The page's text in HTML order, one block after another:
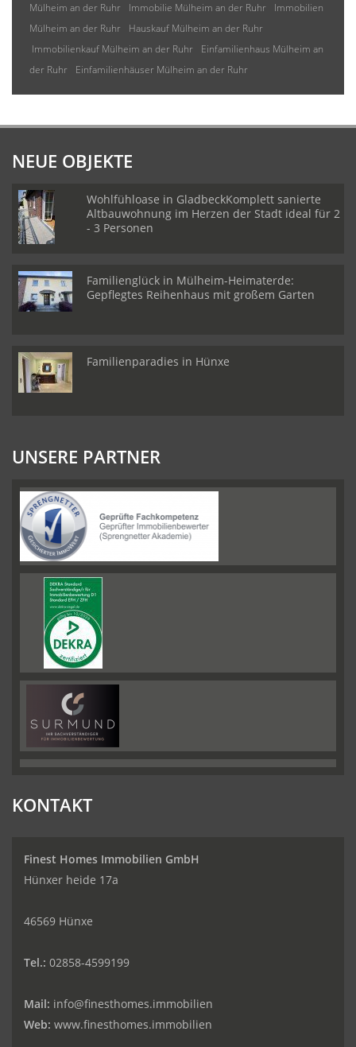
Mülheim an der Ruhr
Immobilie Mülheim an der Ruhr
Immobilien
Mülheim an der Ruhr
Hauskauf Mülheim an der Ruhr
Immobilienkauf Mülheim an der Ruhr
Einfamilienhaus Mülheim an
der Ruhr
Einfamilienhäuser Mülheim an der Ruhr
NEUE OBJEKTE
Wohlfühloase in GladbeckKomplett sanierte
Altbauwohnung im Herzen der Stadt ideal für 2
- 3 Personen
Familienglück in Mülheim-Heimaterde:
Gepflegtes Reihenhaus mit großem Garten
Familienparadies in Hünxe
UNSERE PARTNER
KONTAKT
Finest Homes Immobilien GmbH
Hünxer heide 17a
46569 Hünxe
Tel.: 02858-4599199
Mail: info@finesthomes.immobilien
Web: www.finesthomes.immobilien